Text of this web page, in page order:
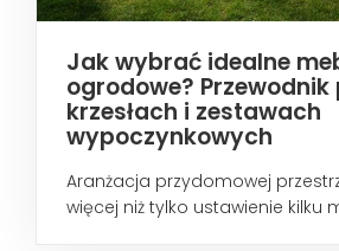
Jak wybrać idealne
ogrodowe? Przewodnik
krzesłach i zestawach
wypoczynkowych
Aranżacja przydomowej
więcej niż tylko ustawienie kilku